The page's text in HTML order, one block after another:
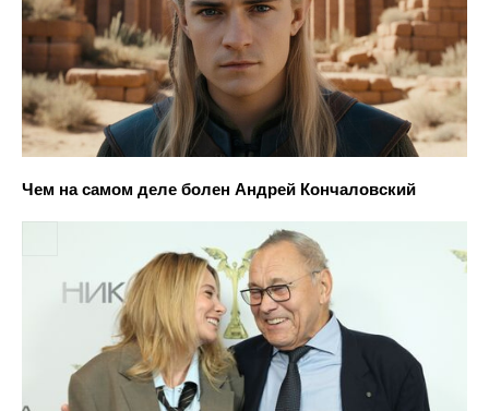
Чем на самом деле болен Андрей Кончаловский